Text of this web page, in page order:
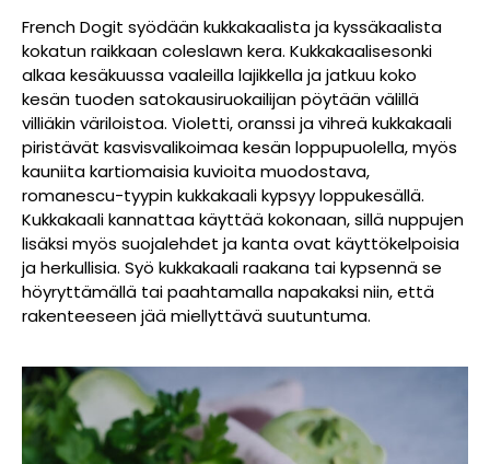
French Dogit syödään kukkakaalista ja kyssäkaalista
kokatun raikkaan coleslawn kera. Kukkakaalisesonki
alkaa kesäkuussa vaaleilla lajikkella ja jatkuu koko
kesän tuoden satokausiruokailijan pöytään välillä
villiäkin väriloistoa. Violetti, oranssi ja vihreä kukkakaali
piristävät kasvisvalikoimaa kesän loppupuolella, myös
kauniita kartiomaisia kuvioita muodostava,
romanescu-tyypin kukkakaali kypsyy loppukesällä.
Kukkakaali kannattaa käyttää kokonaan, sillä nuppujen
lisäksi myös suojalehdet ja kanta ovat käyttökelpoisia
ja herkullisia. Syö kukkakaali raakana tai kypsennä se
höyryttämällä tai paahtamalla napakaksi niin, että
rakenteeseen jää miellyttävä suutuntuma.